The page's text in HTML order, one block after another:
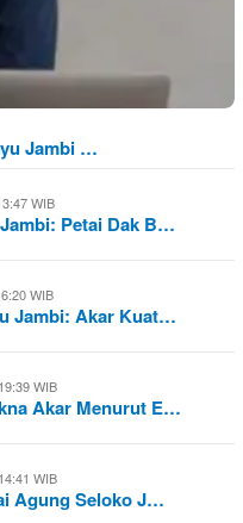
Jambi …
WIB
Petai Dak B…
WIB
Jambi: Akar Kuat…
WIB
Akar Menurut E…
WIB
Agung Seloko J…